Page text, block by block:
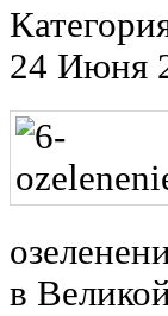
24 Июня
в